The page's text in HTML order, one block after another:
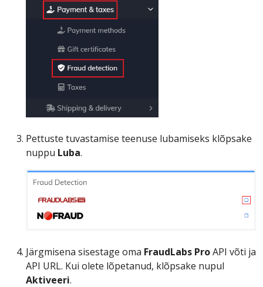
Pettuste tuvastamise teenuse lubamiseks klõpsake
nuppu Luba.
Järgmisena sisestage oma FraudLabs ProAPI võti ja
API URL. Kui olete lõpetanud, klõpsake nupul
Aktiveeri.